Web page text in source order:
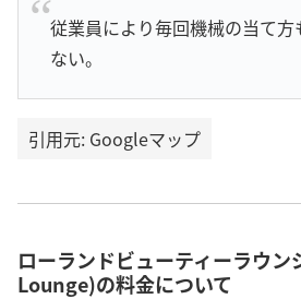
従業員により毎回機械の当て方
ない。
引用元: Googleマップ
ローランドビューティーラウ
Lounge)の料金について